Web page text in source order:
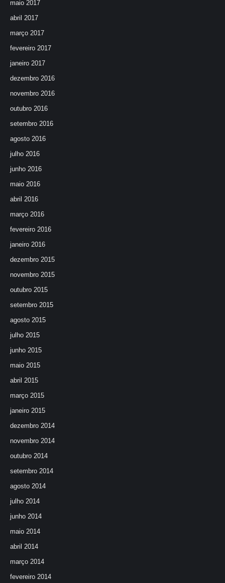
maio 2017
abril 2017
março 2017
fevereiro 2017
janeiro 2017
dezembro 2016
novembro 2016
outubro 2016
setembro 2016
agosto 2016
julho 2016
junho 2016
maio 2016
abril 2016
março 2016
fevereiro 2016
janeiro 2016
dezembro 2015
novembro 2015
outubro 2015
setembro 2015
agosto 2015
julho 2015
junho 2015
maio 2015
abril 2015
março 2015
janeiro 2015
dezembro 2014
novembro 2014
outubro 2014
setembro 2014
agosto 2014
julho 2014
junho 2014
maio 2014
abril 2014
março 2014
fevereiro 2014